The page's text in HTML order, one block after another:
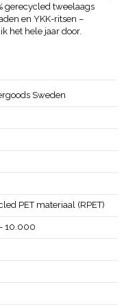
gerecycled tweelaags
en YKK-ritsen –
het hele jaar door.
Sweden
PET materiaal (RPET)
10.000